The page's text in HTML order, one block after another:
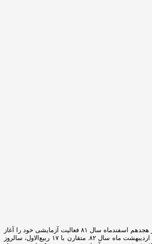
خبرگزاری مهر (MNA) از هجدهم اسفندماه سال ۸۱ فعالیت آزمایشی خود را آغاز
کرده و پس از آن در ۲۹ اردیبهشت ماه سال ۸۲. متقارن با ۱۷ ربیع‌الاول، سالروز